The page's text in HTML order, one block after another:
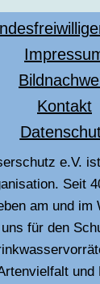
Kontakt
e.V.
Seit
am und im
für den
und